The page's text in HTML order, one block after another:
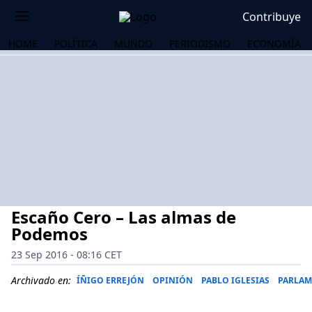
Contribuye
HOME POLÍTICA MUNDO PERIODISMO ECONOMÍA
Escaño Cero – Las almas de
Podemos
23 Sep 2016 - 08:16 CET
Archivado en: ÍÑIGO ERREJÓN OPINIÓN PABLO IGLESIAS